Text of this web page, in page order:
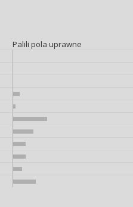
Palili pola uprawne